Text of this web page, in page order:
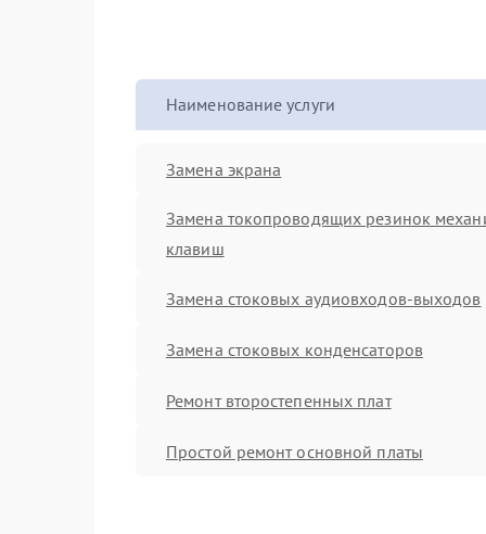
Наименование услуги
Замена экрана
Замена токопроводящих резинок
клавиш
Замена стоковых аудиовходов-выходов
Замена стоковых конденсаторов
Ремонт второстепенных плат
Простой ремонт основной платы